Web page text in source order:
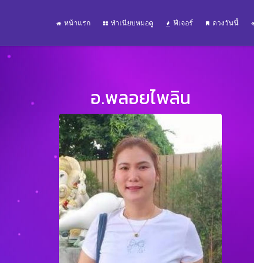
หน้าแรก ทำเนียบหมอดู ฟีเจอร์ ดวงวันนี้
อ.พลอยไพลิน